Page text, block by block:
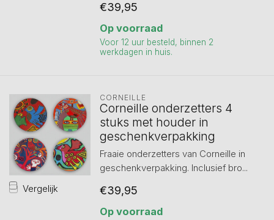
€39,95
Op voorraad
Voor 12 uur besteld, binnen 2
werkdagen in huis.
Vergelijk
CORNEILLE
Corneille onderzetters 4
stuks met houder in
geschenkverpakking
Fraaie onderzetters van Corneille in
geschenkverpakking. Inclusief bro...
€39,95
Op voorraad